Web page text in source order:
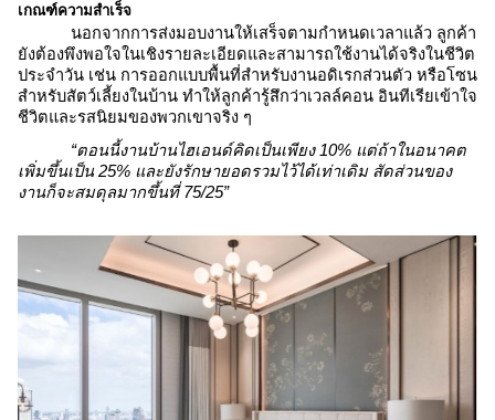
เกณฑ์ความสำเร็จ
นอกจากการส่งมอบงานให้เสร็จตามกำหนดเวลาแล้ว ลูกค้า
ยังต้องพึงพอใจในเชิงรายละเอียดและสามารถใช้งานได้จริงในชีวิต
ประจำวัน เช่น การออกแบบพื้นที่สำหรับงานอดิเรกส่วนตัว หรือโซน
สำหรับสัตว์เลี้ยงในบ้าน ทำให้ลูกค้ารู้สึกว่าเวลล์คอน อินทีเรียเข้าใจ
ชีวิตและรสนิยมของพวกเขาจริง ๆ
“ตอนนี้งานบ้านไฮเอนด์คิดเป็นเพียง 10% แต่ถ้าในอนาคต
เพิ่มขึ้นเป็น 25% และยังรักษายอดรวมไว้ได้เท่าเดิม สัดส่วนของ
งานก็จะสมดุลมากขึ้นที่ 75/25”